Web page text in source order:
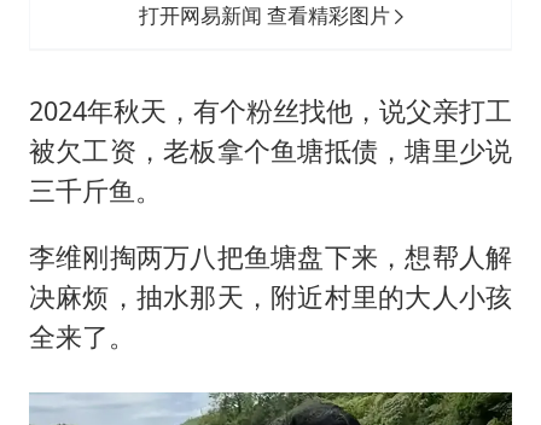
打开网易新闻 查看精彩图片
2024年秋天，有个粉丝找他，说父亲打工
被欠工资，老板拿个鱼塘抵债，塘里少说
三千斤鱼。
李维刚掏两万八把鱼塘盘下来，想帮人解
决麻烦，抽水那天，附近村里的大人小孩
全来了。